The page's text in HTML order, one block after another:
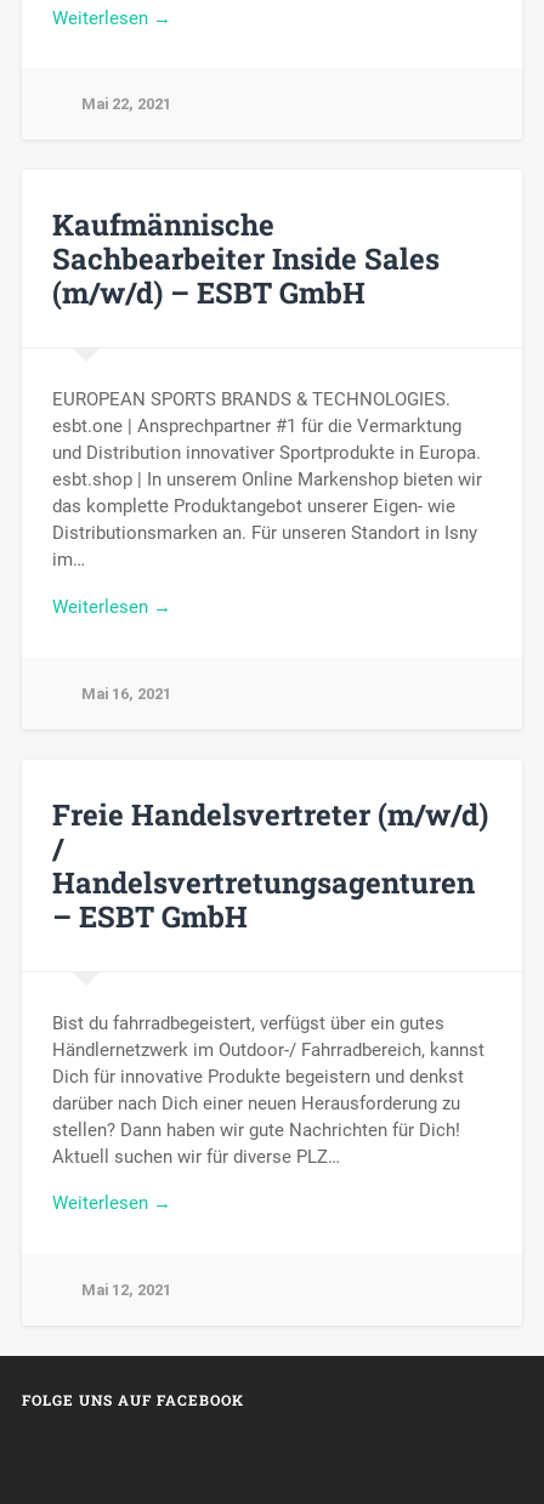
Weiterlesen →
Mai 22, 2021
Kaufmännische
Sachbearbeiter Inside Sales
(m/w/d) – ESBT GmbH
EUROPEAN SPORTS BRANDS & TECHNOLOGIES.
esbt.one | Ansprechpartner #1 für die Vermarktung
und Distribution innovativer Sportprodukte in Europa.
esbt.shop | In unserem Online Markenshop bieten wir
das komplette Produktangebot unserer Eigen- wie
Distributionsmarken an. Für unseren Standort in Isny
im…
Weiterlesen →
Mai 16, 2021
Freie Handelsvertreter (m/w/d)
/
Handelsvertretungsagenturen
– ESBT GmbH
Bist du fahrradbegeistert, verfügst über ein gutes
Händlernetzwerk im Outdoor-/ Fahrradbereich, kannst
Dich für innovative Produkte begeistern und denkst
darüber nach Dich einer neuen Herausforderung zu
stellen? Dann haben wir gute Nachrichten für Dich!
Aktuell suchen wir für diverse PLZ…
Weiterlesen →
Mai 12, 2021
FOLGE UNS AUF FACEBOOK